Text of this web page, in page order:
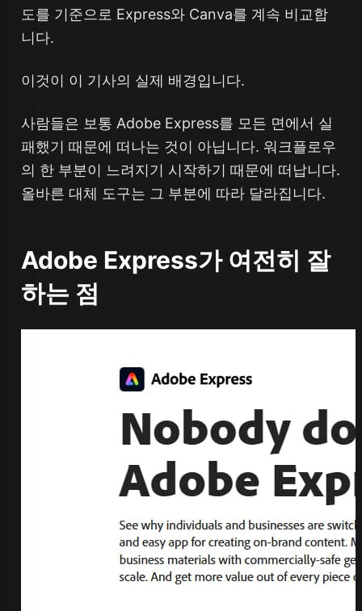
도를 기준으로 Express와 Canva를 계속 비교합
니다.
이것이 이 기사의 실제 배경입니다.
사람들은 보통 Adobe Express를 모든 면에서 실
패했기 때문에 떠나는 것이 아닙니다. 워크플로우
의 한 부분이 느려지기 시작하기 때문에 떠납니다.
올바른 대체 도구는 그 부분에 따라 달라집니다.
Adobe Express가 여전히 잘
하는 점